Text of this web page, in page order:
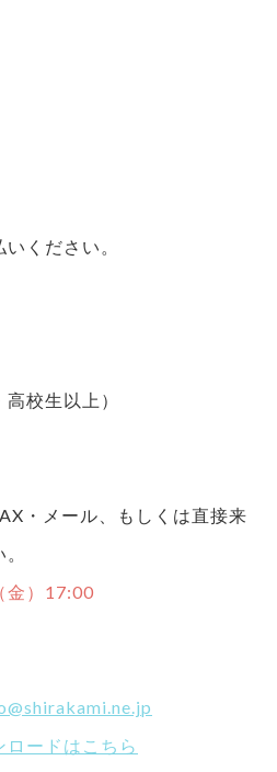
ください。
校生以上）
・メール、もしくは直接来
金）17:00
ロードはこちら